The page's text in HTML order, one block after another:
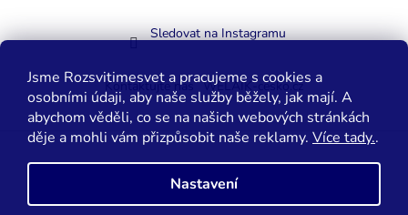
Jsme Rozsvitimesvet a pracujeme s cookies a
osobními údaji, aby naše služby běžely, jak mají. A
abychom věděli, co se na našich webových stránkách
děje a mohli vám přizpůsobit naše reklamy. Více tady..
Nastavení
Sledovat na Instagramu
Kontaktujte nás WELAIK-cesko.cz
Vytvořil Shoptet